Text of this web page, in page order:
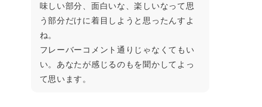
味しい部分、面白いな、楽しいなって思
う部分だけに着目しようと思ったんすよ
ね。
フレーバーコメント通りじゃなくてもい
い。あなたが感じるのもを聞かしてよっ
て思います。